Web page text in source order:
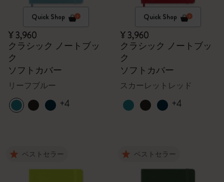
Quick Shop
¥ 3,960
クラシック ノートブッ
ク
ソフトカバー
リーフブルー
+4
Quick Shop
¥ 3,960
クラシック ノートブッ
ク
ソフトカバー
スカーレットレッド
+4
ベストセラー ベストセラー